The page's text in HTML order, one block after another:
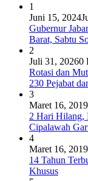
1
Juni 15, 2024
Gubernur
Barat, Sabtu
2
Juli 31, 20260
Rotasi dan
230 Pejabat
3
Maret 16, 2019
2 Hari Hilang,
Cipalawah
4
Maret 16, 2019
14 Tahun
Khusus